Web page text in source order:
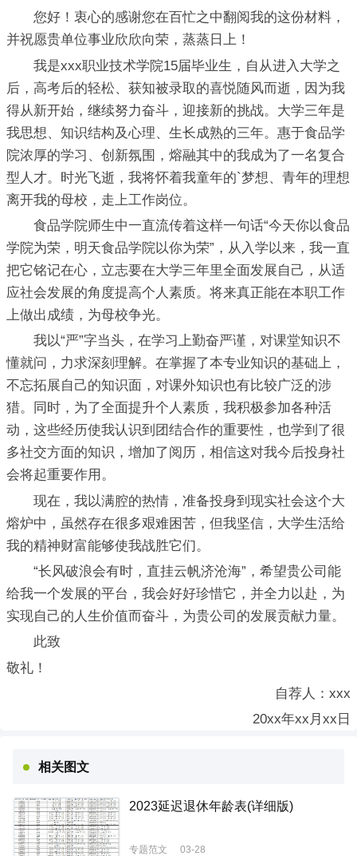
您好！衷心的感谢您在百忙之中翻阅我的这份材料，
并祝愿贵单位事业欣欣向荣，蒸蒸日上！
我是xxx职业技术学院15届毕业生，自从进入大学之
后，高考后的轻松、获知被录取的喜悦随风而逝，因为我
得从新开始，继续努力奋斗，迎接新的挑战。大学三年是
我思想、知识结构及心理、生长成熟的三年。惠于食品学
院浓厚的学习、创新氛围，熔融其中的我成为了一名复合
型人才。时光飞逝，我将怀着我童年的`梦想、青年的理想
离开我的母校，走上工作岗位。
食品学院师生中一直流传着这样一句话“今天你以食品
学院为荣，明天食品学院以你为荣”，从入学以来，我一直
把它铭记在心，立志要在大学三年里全面发展自己，从适
应社会发展的角度提高个人素质。将来真正能在本职工作
上做出成绩，为母校争光。
我以“严”字当头，在学习上勤奋严谨，对课堂知识不
懂就问，力求深刻理解。在掌握了本专业知识的基础上，
不忘拓展自己的知识面，对课外知识也有比较广泛的涉
猎。同时，为了全面提升个人素质，我积极参加各种活
动，这些经历使我认识到团结合作的重要性，也学到了很
多社交方面的知识，增加了阅历，相信这对我今后投身社
会将起重要作用。
现在，我以满腔的热情，准备投身到现实社会这个大
熔炉中，虽然存在很多艰难困苦，但我坚信，大学生活给
我的精神财富能够使我战胜它们。
“长风破浪会有时，直挂云帆济沧海”，希望贵公司能
给我一个发展的平台，我会好好珍惜它，并全力以赴，为
实现自己的人生价值而奋斗，为贵公司的发展贡献力量。
此致
敬礼！
自荐人：xxx
20xx年xx月xx日
相关图文
2023延迟退休年龄表(详细版)
专题范文 03-28